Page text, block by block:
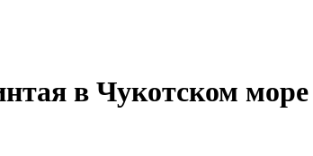
в Чукотском море